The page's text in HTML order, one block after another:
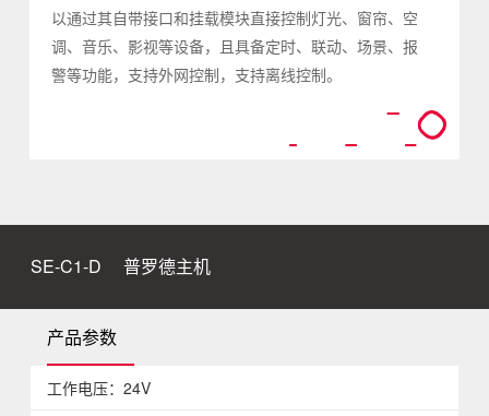
以通过其自带接口和挂载模块直接控制灯光、窗帘、空
调、音乐、影视等设备，
且具备定时、联动、场景、报
警等功能， 支持外网控制，支持离线控制。
SE-C1-D 普罗德主机
产品参数
工作电压：24V